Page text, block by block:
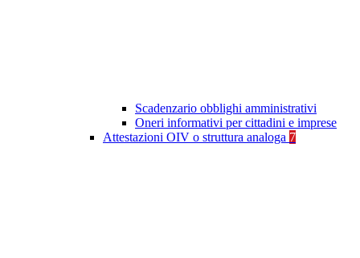
Scadenzario obblighi amministrativi
Oneri informativi per cittadini e imprese
Attestazioni OIV o struttura analoga 7